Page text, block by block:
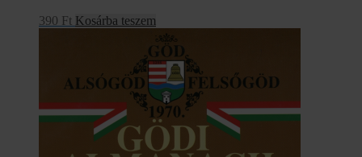
390 Ft Kosárba teszem